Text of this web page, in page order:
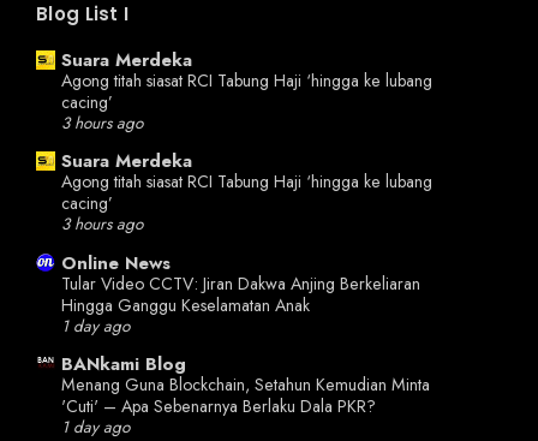
Blog List I
Suara Merdeka
Agong titah siasat RCI Tabung Haji ‘hingga ke lubang
cacing’
3 hours ago
Suara Merdeka
Agong titah siasat RCI Tabung Haji ‘hingga ke lubang
cacing’
3 hours ago
Online News
Tular Video CCTV: Jiran Dakwa Anjing Berkeliaran
Hingga Ganggu Keselamatan Anak
1 day ago
BANkami Blog
Menang Guna Blockchain, Setahun Kemudian Minta
'Cuti' – Apa Sebenarnya Berlaku Dala PKR?
1 day ago